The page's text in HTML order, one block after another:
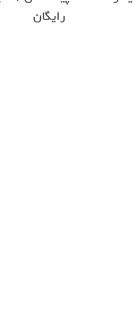
رایگان